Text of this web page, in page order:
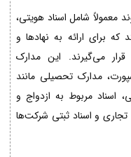
معمولاً شامل اسناد هویتی،
برای ارائه به نهادها و
قرار می‌گیرند. این مدارک
مدارک تحصیلی مانند
اسناد مربوط به ازدواج و
تجاری و اسناد ثبتی شرکت‌ها